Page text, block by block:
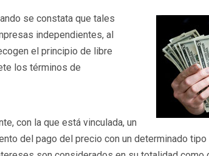
se constata que tales
independientes, al
el principio de libre
los términos de
con la que está vinculada, un
del pago del precio con un determinado